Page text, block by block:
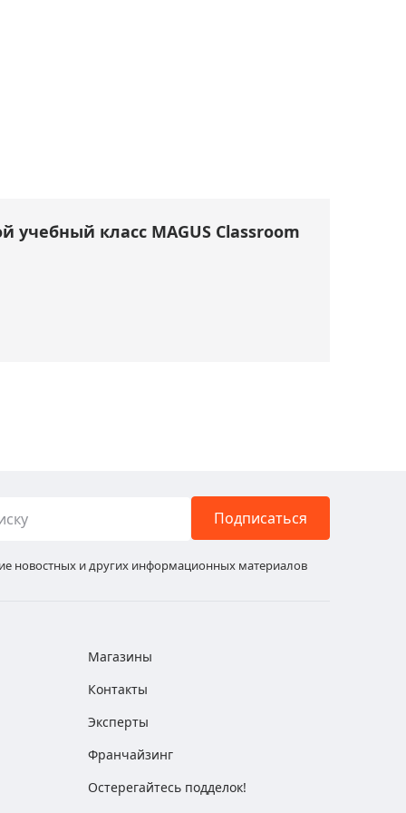
учебный класс MAGUS Classroom
Подписаться
новостных и других информационных материалов
Магазины
Контакты
Эксперты
Франчайзинг
Остерегайтесь подделок!